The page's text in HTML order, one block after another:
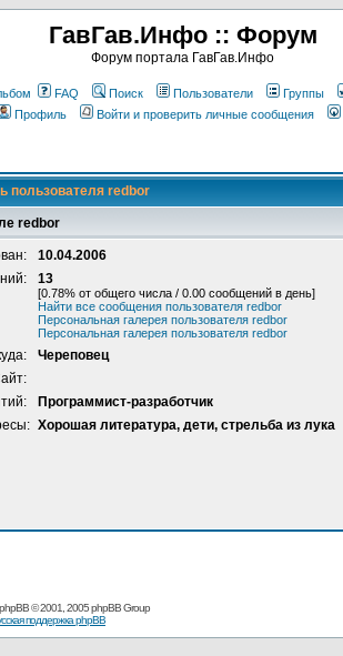
ГавГав.Инфо :: Форум
Форум портала ГавГав.Инфо
FAQ Поиск Пользователи Группы
Профиль
Войти и проверить личные сообщения
пользователя redbor
redbor
10.04.2006
13
[0.78% от общего числа / 0.00 сообщений в день]
Найти все сообщения пользователя redbor
Персональная галерея пользователя redbor
Персональная галерея пользователя redbor
Череповец
Программист-разработчик
Хорошая литература, дети, стрельба из лука
phpBB© 2001, 2005 phpBB Group
поддержка phpBB